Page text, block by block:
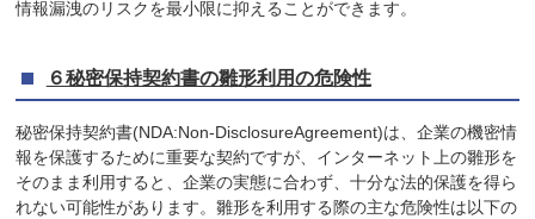
情報漏洩のリスクを最小限に抑えることができます。
６秘密保持契約書の雛形利用の危険性
秘密保持契約書(NDA:Non-DisclosureAgreement)は、企業の機密情
報を保護するために重要な契約ですが、インターネット上の雛形を
そのまま利用すると、企業の実態に合わず、十分な法的保護を得ら
れない可能性があります。雛形を利用する際の主な危険性は以下の